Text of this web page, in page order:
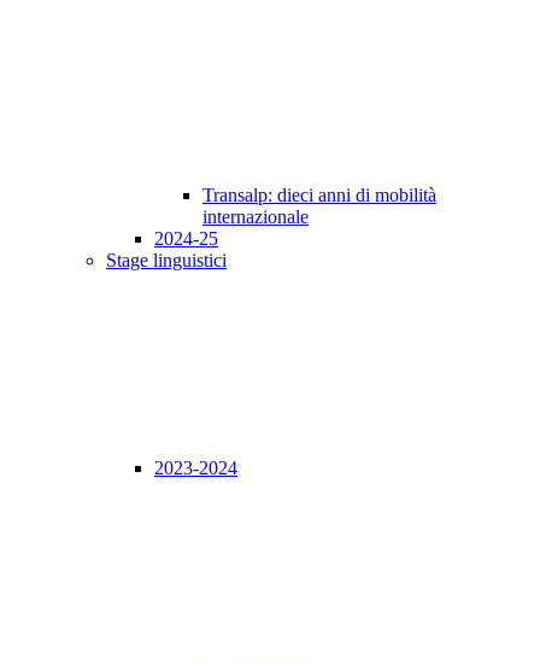
Transalp: dieci anni di mobilità
internazionale
2024-25
Stage linguistici
2023-2024